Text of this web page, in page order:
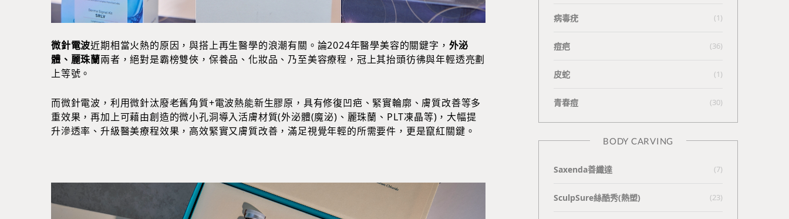
微針電波近期相當火熱的原因，與搭上再生醫學的浪潮有關。論2024年醫學美容的關鍵字， 外泌
體、麗珠蘭兩者，絕對是霸榜雙俠，保養品、化妝品、乃至美容療程，冠上其抬頭彷彿與年輕透亮劃
上等號。
而微針電波，利用微針汰廢老舊角質+電波熱能新生膠原，具有修復凹疤、緊實輪廓、膚質改善等多
重效果，再加上可藉由創造的微小孔洞導入活膚材質(外泌體(魔泌)、麗珠蘭、PLT凍晶等)，大幅提
升滲透率、升級醫美療程效果，高效緊實又膚質改善，滿足視覺年輕的所需要件，更是竄紅關鍵。
病毒疣 (1)
痘疤 (36)
皮蛇 (1)
青春痘 (30)
BODY CARVING
Saxenda善纖達 (7)
SculpSure絲酷秀(熱塑) (23)